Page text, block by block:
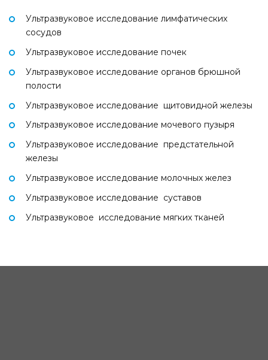
Ультразвуковое исследование лимфатических
сосудов
Ультразвуковое исследование почек
Ультразвуковое исследование органов брюшной
полости
Ультразвуковое исследование щитовидной железы
Ультразвуковое исследование мочевого пузыря
Ультразвуковое исследование предстательной
железы
Ультразвуковое исследование молочных желез
Ультразвуковое исследование суставов
Ультразвуковое исследование мягких тканей